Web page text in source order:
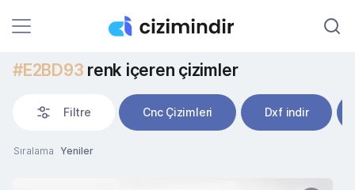
#E2BD93 renk içeren çizimler
Filtre Cnc Çizimleri Dxf indir
Sıralama Yeniler